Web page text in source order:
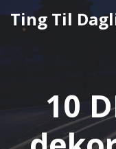
Ting Til
10